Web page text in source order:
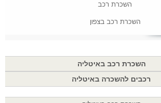
השכרת רכב
השכרת רכב בצפון
השכרת רכב באיטליה
רכבים להשכרה באיטליה